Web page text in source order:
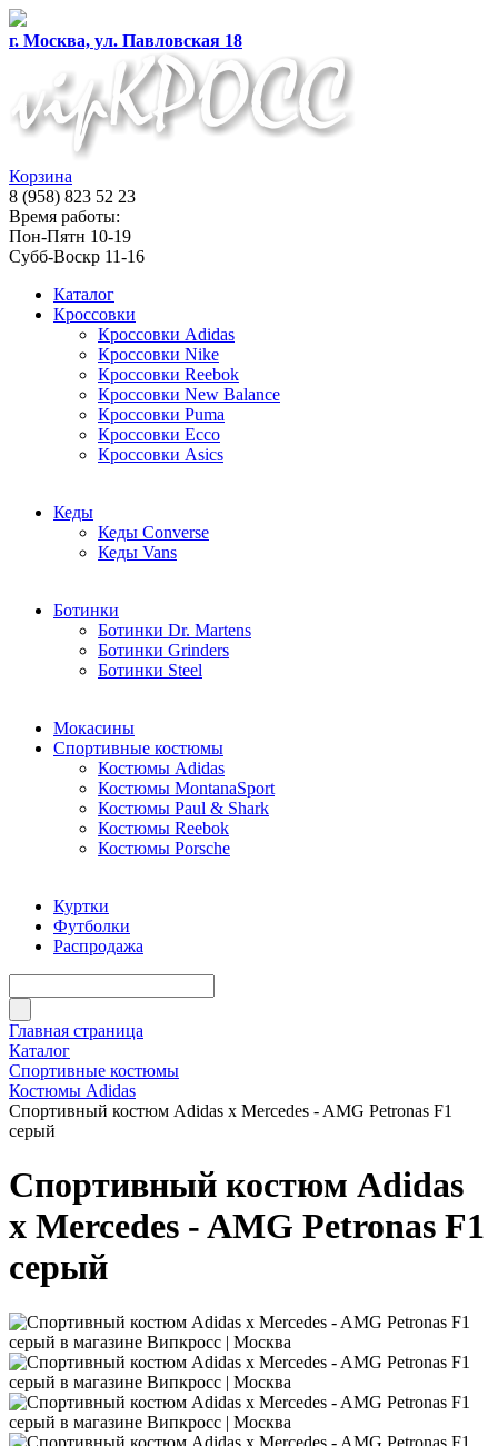
г. Москва, ул. Павловская 18
Корзина
8 (958) 823 52 23
Время работы:
Пон-Пятн 10-19
Субб-Воскр 11-16
Каталог
Кроссовки
Кроссовки Adidas
Кроссовки Nike
Кроссовки Reebok
Кроссовки New Balance
Кроссовки Puma
Кроссовки Ecco
Кроссовки Asics
Кеды
Кеды Converse
Кеды Vans
Ботинки
Ботинки Dr. Martens
Ботинки Grinders
Ботинки Steel
Мокасины
Спортивные костюмы
Костюмы Adidas
Костюмы MontanaSport
Костюмы Paul & Shark
Костюмы Reebok
Костюмы Porsche
Куртки
Футболки
Распродажа
Главная страница
Каталог
Спортивные костюмы
Костюмы Adidas
Спортивный костюм Adidas x Mercedes - AMG Petronas F1
серый
Спортивный костюм Adidas
x Mercedes - AMG Petronas F1
серый